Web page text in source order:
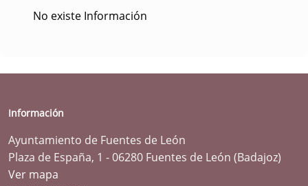
No existe Información
Información
Ayuntamiento de Fuentes de León
Plaza de España, 1 - 06280 Fuentes de León (Badajoz)
Ver mapa